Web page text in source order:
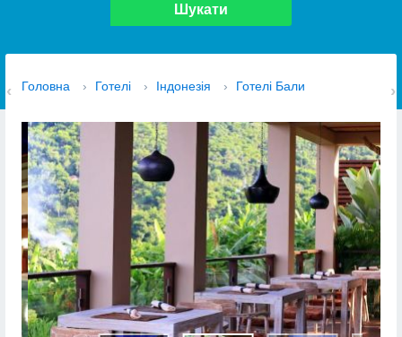
Шукати
Головна › Готелі › Індонезія › Готелі Бали